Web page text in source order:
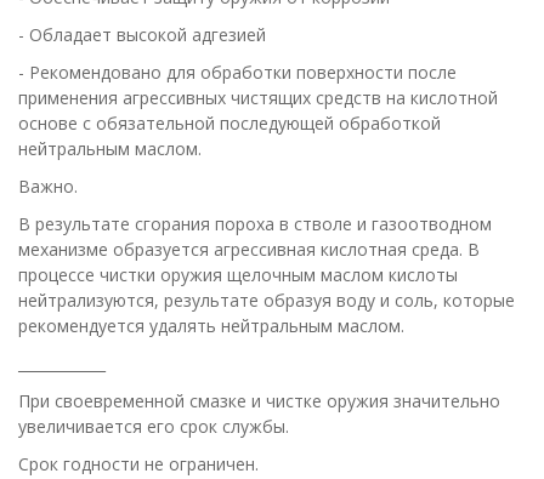
- Обладает высокой адгезией
- Рекомендовано для обработки поверхности после
применения агрессивных чистящих средств на кислотной
основе с обязательной последующей обработкой
нейтральным маслом.
Важно.
В результате сгорания пороха в стволе и газоотводном
механизме образуется агрессивная кислотная среда. В
процессе чистки оружия щелочным маслом кислоты
нейтрализуются, результате образуя воду и соль, которые
рекомендуется удалять нейтральным маслом.
При своевременной смазке и чистке оружия значительно
увеличивается его срок службы.
Срок годности не ограничен.